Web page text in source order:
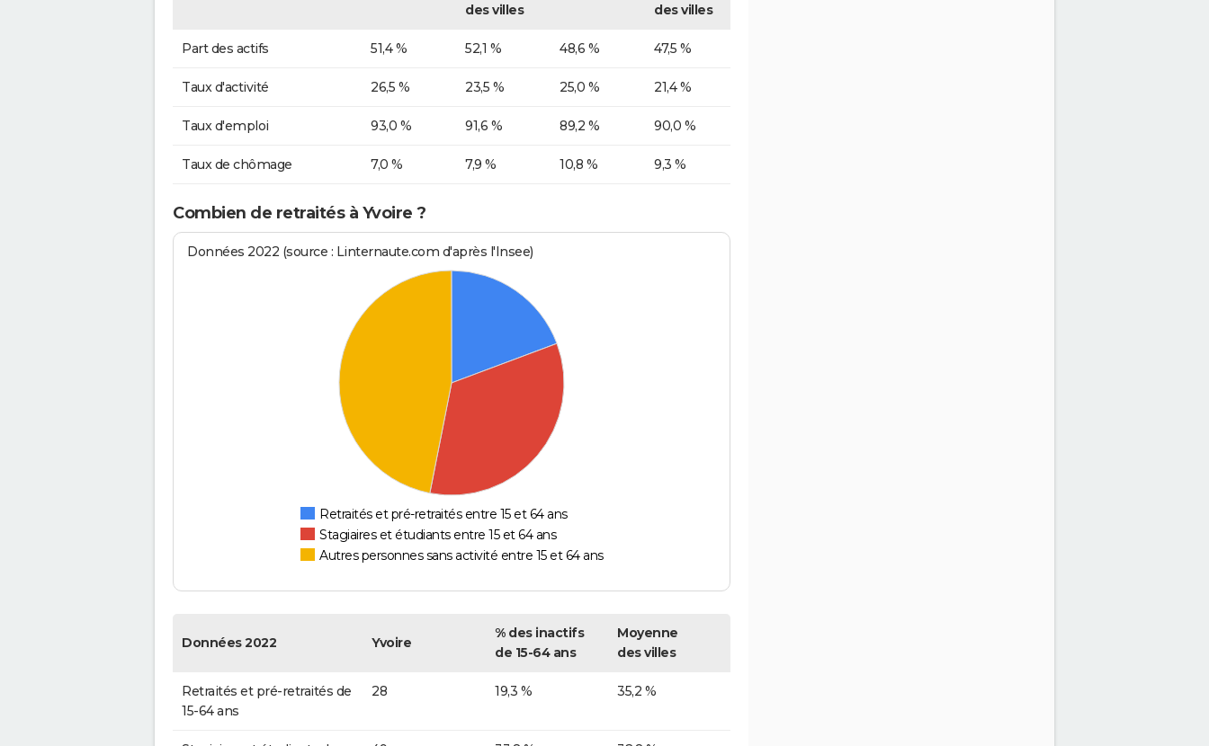
des villes
des villes
Part des actifs 51,4 % 52,1 % 48,6 % 47,5 %
Taux d'activité 26,5 % 23,5 % 25,0 % 21,4 %
Taux d'emploi 93,0 % 91,6 % 89,2 % 90,0 %
Taux de chômage 7,0 % 7,9 % 10,8 % 9,3 %
Combien de retraités à Yvoire ?
Données 2022 (source : Linternaute.com d'après l'Insee)
Retraités et pré-retraités entre 15 et 64 ans
Stagiaires et étudiants entre 15 et 64 ans
Autres personnes sans activité entre 15 et 64 ans
Données 2022 Yvoire
% des inactifs
de 15-64 ans
Moyenne
des villes
Retraités et pré-retraités de
15-64 ans
28 19,3 % 35,2 %